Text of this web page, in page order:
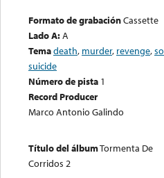
Formato de grabaciónCassette
Lado A:A
Temadeath, murder, revenge,
suicide
Número de pista 1
Record Producer
Marco Antonio Galindo
Título del álbumTormenta De
Corridos 2